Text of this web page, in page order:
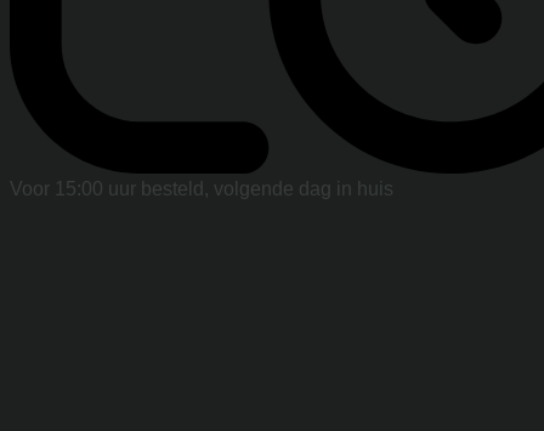
Voor 15:00 uur besteld, volgende dag in huis